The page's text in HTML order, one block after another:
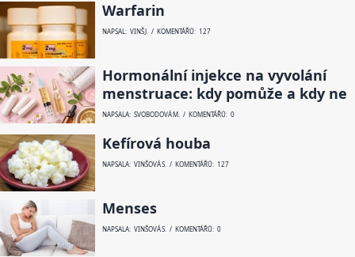
Warfarin
NAPSAL: VINŠ J. / KOMENTÁŘŮ: 127
Hormonální injekce na vyvolání
menstruace: kdy pomůže a kdy ne
NAPSALA: SVOBODOVÁ M. / KOMENTÁŘŮ: 0
Kefírová houba
NAPSALA: VINŠOVÁ S. / KOMENTÁŘŮ: 127
Menses
NAPSALA: VINŠOVÁ S. / KOMENTÁŘŮ: 0